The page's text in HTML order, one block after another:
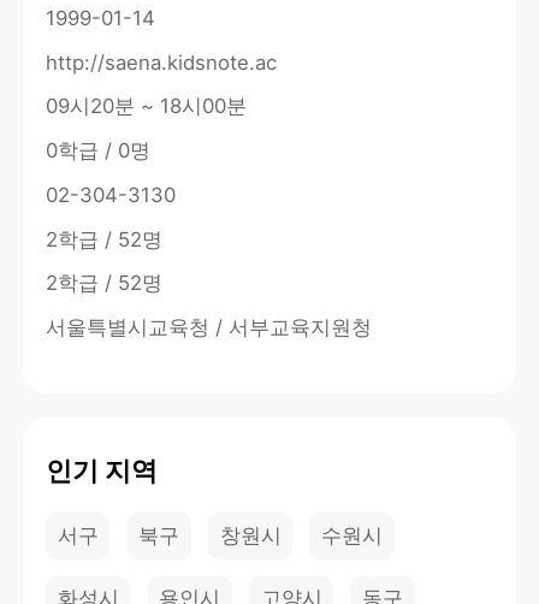
1999-01-14
http://saena.kidsnote.ac
09시20분 ~ 18시00분
0학급 / 0명
02-304-3130
2학급 / 52명
2학급 / 52명
서울특별시교육청 / 서부교육지원청
인기 지역
서구 북구 창원시 수원시
화성시 용인시 고양시 동구